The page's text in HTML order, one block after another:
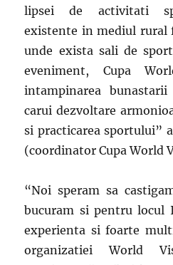
lipsei de activitati
existente in mediul rural
unde exista sali de
eveniment, Cupa
intampinarea
carui dezvoltare
si practicarea sportului”
(coordinator Cupa World
“Noi speram sa
bucuram si pentru locul
experienta si foarte
organizatiei World